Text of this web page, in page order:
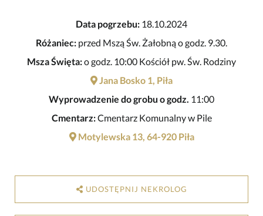
Data pogrzebu: 18.10.2024
Różaniec: przed Mszą Św. Żałobną o godz. 9.30.
Msza Święta:o godz. 10:00 Kościół pw. Św. Rodziny
Jana Bosko 1, Piła
Wyprowadzenie do grobu o godz. 11:00
Cmentarz:Cmentarz Komunalny w Pile
Motylewska 13, 64-920 Piła
UDOSTĘPNIJ NEKROLOG